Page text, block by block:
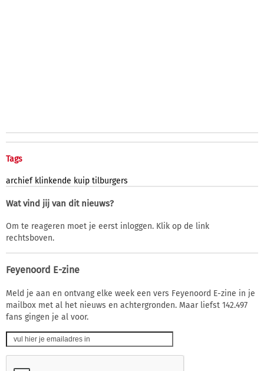
Tags
archief klinkende kuip tilburgers
Wat vind jij van dit nieuws?
Om te reageren moet je eerst inloggen. Klik op de link
rechtsboven.
Feyenoord E-zine
Meld je aan en ontvang elke week een vers Feyenoord E-zine in je
mailbox met al het nieuws en achtergronden. Maar liefst 142.497
fans gingen je al voor.